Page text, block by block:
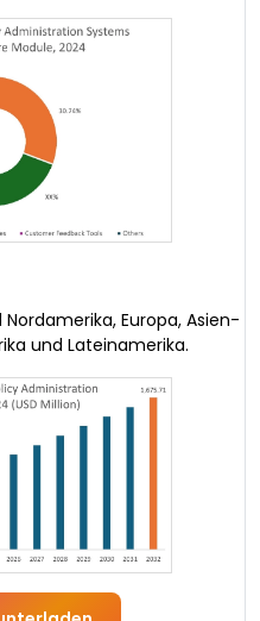
Europa, Asien-
und Lateinamerika.